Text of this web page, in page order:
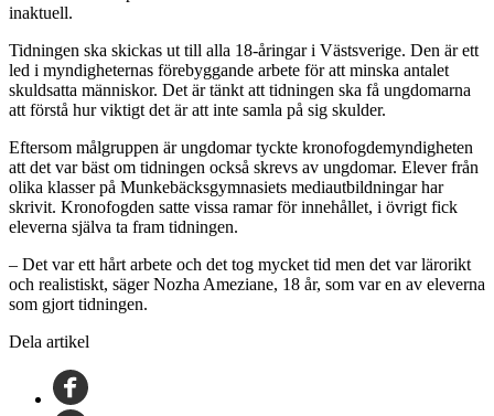
inaktuell.
Tidningen ska skickas ut till alla 18-åringar i Västsverige. Den är ett
led i myndigheternas förebyggande arbete för att minska antalet
skuldsatta människor. Det är tänkt att tidningen ska få ungdomarna
att förstå hur viktigt det är att inte samla på sig skulder.
Eftersom målgruppen är ungdomar tyckte kronofogdemyndigheten
att det var bäst om tidningen också skrevs av ungdomar. Elever från
olika klasser på Munkebäcksgymnasiets mediautbildningar har
skrivit. Kronofogden satte vissa ramar för innehållet, i övrigt fick
eleverna själva ta fram tidningen.
– Det var ett hårt arbete och det tog mycket tid men det var lärorikt
och realistiskt, säger Nozha Ameziane, 18 år, som var en av eleverna
som gjort tidningen.
Dela artikel